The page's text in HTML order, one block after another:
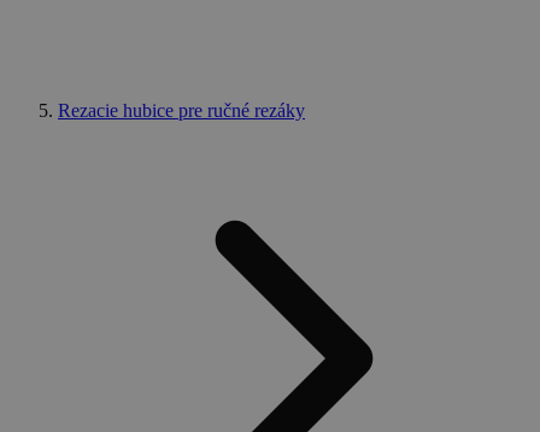
Rezacie hubice pre ručné rezáky